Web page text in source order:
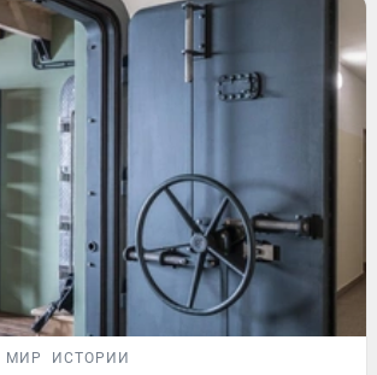
МИР ИСТОРИИ